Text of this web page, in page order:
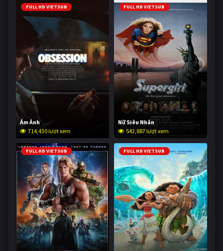
FULL HD VIETSUB
Ám Ảnh
714,430 lượt xem
FULL HD VIETSUB
Nữ Siêu Nhân
542,887 lượt xem
FULL HD VIETSUB FULL HD VIETSUB